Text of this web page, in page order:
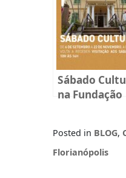
Sábado
na Fundação
Posted in BLOG,
Florianópolis